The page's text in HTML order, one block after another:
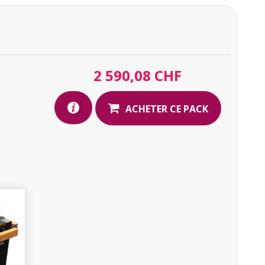
: 410 mm | Hauteur : 810 mm
2 590,08 CHF
ACHETER CE PACK